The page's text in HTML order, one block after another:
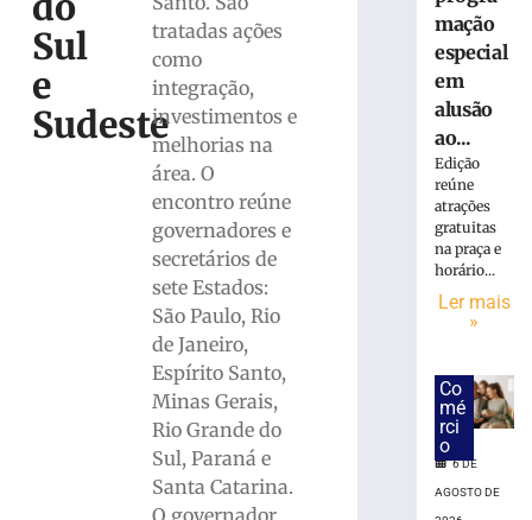
Sul
e
Sudeste
tratadas ações
como
integração,
investimentos e
melhorias na
área. O
encontro reúne
governadores e
secretários de
sete Estados:
São Paulo, Rio
de Janeiro,
Espírito Santo,
Minas Gerais,
Rio Grande do
Sul, Paraná e
Santa Catarina.
Banco
condenado
devolver
pagamento
boleto
mação
especial
em
alusão
ao...
Edição
reúne
atrações
gratuitas
na praça e
horário...
Ler mais
»
Co
mé
rci
o
6 DE
AGOSTO DE